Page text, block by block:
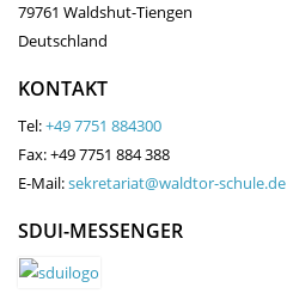
79761 Waldshut-Tiengen
Deutschland
KONTAKT
Tel:+49 7751 884300
Fax: +49 7751 884 388
E-Mail:sekretariat@waldtor-schule.de
SDUI-MESSENGER